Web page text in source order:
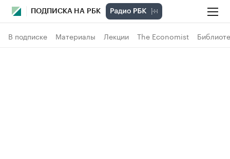
ПОДПИСКА НА РБК
В подписке Материалы Лекции The Economist